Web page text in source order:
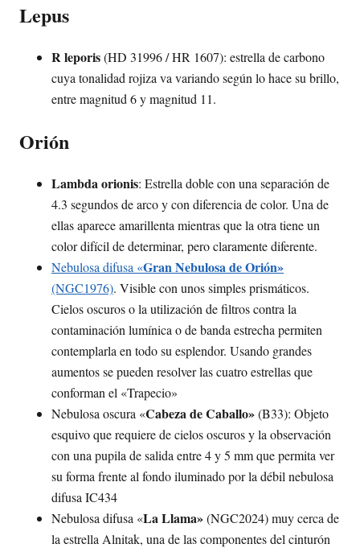
Lepus
R leporis(HD 31996 / HR 1607): estrella de carbono
cuya tonalidad rojiza va variando según lo hace su brillo,
entre magnitud 6 y magnitud 11.
Orión
Lambda orionis: Estrella doble con una separación de
4.3 segundos de arco y con diferencia de color. Una de
ellas aparece amarillenta mientras que la otra tiene un
color difícil de determinar, pero claramente diferente.
Nebulosa difusa «Gran Nebulosa de Orión»
(NGC1976). Visible con unos simples prismáticos.
Cielos oscuros o la utilización de filtros contra la
contaminación lumínica o de banda estrecha permiten
contemplarla en todo su esplendor. Usando grandes
aumentos se pueden resolver las cuatro estrellas que
conforman el «Trapecio»
Nebulosa oscura «Cabeza de Caballo»(B33): Objeto
esquivo que requiere de cielos oscuros y la observación
con una pupila de salida entre 4 y 5 mm que permita ver
su forma frente al fondo iluminado por la débil nebulosa
difusa IC434
Nebulosa difusa «La Llama»(NGC2024) muy cerca de
la estrella Alnitak, una de las componentes del cinturón